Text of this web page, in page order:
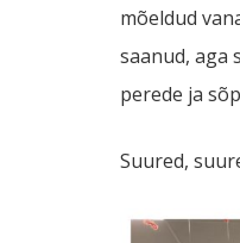
mõeldud
saanud, aga
perede ja
Suured,